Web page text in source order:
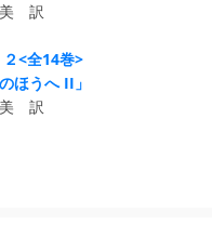
美 訳
<全14巻>
ほうへ II」
美 訳